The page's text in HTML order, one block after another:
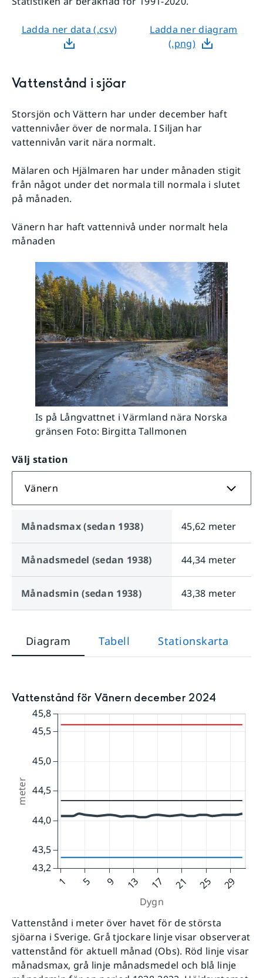
Ladda ner data (.csv)
Ladda ner diagram
(.png)
Vattenstånd i sjöar
Storsjön och Vättern har under december haft
vattennivåer över de normala. I Siljan har
vattennivån varit nära normalt.
Mälaren och Hjälmaren har under månaden stigit
från något under det normala till normala i slutet
på månaden.
Vänern har haft vattennivå under normalt hela
månaden
Is på Långvattnet i Värmland nära Norska
gränsen Foto: Birgitta Tallmonen
Välj station
Vänern
Månadsmax (sedan 1938) 45,62 meter
Månadsmedel (sedan 1938) 44,34 meter
Månadsmin (sedan 1938) 43,38 meter
Diagram Tabell Stationskarta
Vattenstånd för Vänern december 2024
Vattenstånd i meter över havet för de största
sjöarna i Sverige. Grå tjockare linje visar observerat
vattenstånd för aktuell månad (Obs). Röd linje visar
månadsmax, grå linje månadsmedel och blå linje